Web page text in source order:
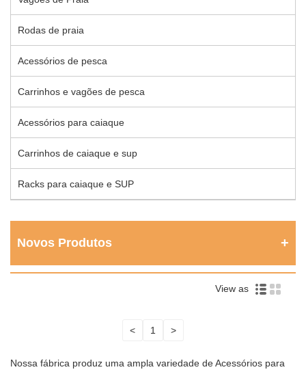
Rodas de praia
Acessórios de pesca
Carrinhos e vagões de pesca
Acessórios para caiaque
Carrinhos de caiaque e sup
Racks para caiaque e SUP
Novos Produtos
View as
< 1 >
Nossa fábrica produz uma ampla variedade de Acessórios para